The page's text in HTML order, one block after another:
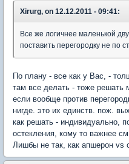
Xirurg, on 12.12.2011 - 09:41:
Все же логичнее маленькой
поставить перегородку не по
По плану - все как у Вас, -
там все делать - тоже решать
если вообще против
нигде. это их единств. пож.
как решать - индивидуально,
остекления, кому то важнее см.
Лишбы не так, как апшерон vs